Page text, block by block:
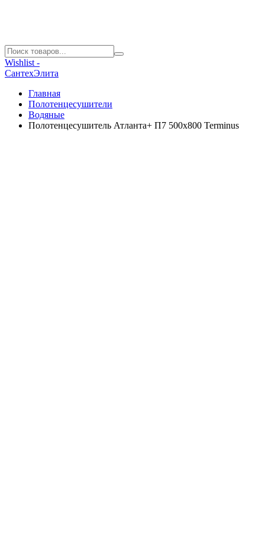
Wishlist -
СантехЭлита
Главная
Полотенцесушители
Водяные
Полотенцесушитель Атланта+ П7 500х800 Terminus